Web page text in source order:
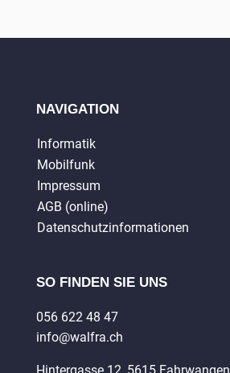
NAVIGATION
Informatik
Mobilfunk
Impressum
AGB (online)
Datenschutzinformationen
SO FINDEN SIE UNS
056 622 48 47
info@walfra.ch